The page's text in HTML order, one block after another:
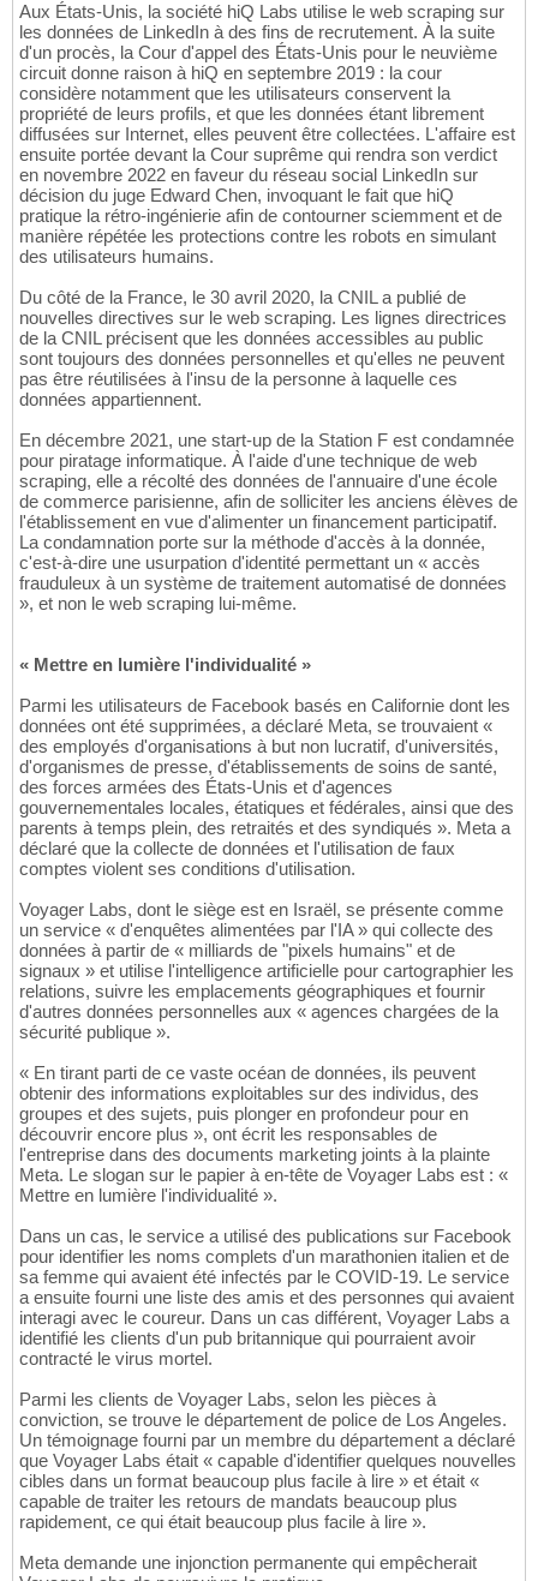
Aux États-Unis, la société hiQ Labs utilise le web scraping sur
les données de LinkedIn à des fins de recrutement. À la suite
d'un procès, la Cour d'appel des États-Unis pour le neuvième
circuit donne raison à hiQ en septembre 2019 : la cour
considère notamment que les utilisateurs conservent la
propriété de leurs profils, et que les données étant librement
diffusées sur Internet, elles peuvent être collectées. L'affaire est
ensuite portée devant la Cour suprême qui rendra son verdict
en novembre 2022 en faveur du réseau social LinkedIn sur
décision du juge Edward Chen, invoquant le fait que hiQ
pratique la rétro-ingénierie afin de contourner sciemment et de
manière répétée les protections contre les robots en simulant
des utilisateurs humains.
Du côté de la France, le 30 avril 2020, la CNIL a publié de
nouvelles directives sur le web scraping. Les lignes directrices
de la CNIL précisent que les données accessibles au public
sont toujours des données personnelles et qu'elles ne peuvent
pas être réutilisées à l'insu de la personne à laquelle ces
données appartiennent.
En décembre 2021, une start-up de la Station F est condamnée
pour piratage informatique. À l'aide d'une technique de web
scraping, elle a récolté des données de l'annuaire d'une école
de commerce parisienne, afin de solliciter les anciens élèves de
l'établissement en vue d'alimenter un financement participatif.
La condamnation porte sur la méthode d'accès à la donnée,
c'est-à-dire une usurpation d'identité permettant un « accès
frauduleux à un système de traitement automatisé de données
», et non le web scraping lui-même.
« Mettre en lumière l'individualité »
Parmi les utilisateurs de Facebook basés en Californie dont les
données ont été supprimées, a déclaré Meta, se trouvaient «
des employés d'organisations à but non lucratif, d'universités,
d'organismes de presse, d'établissements de soins de santé,
des forces armées des États-Unis et d'agences
gouvernementales locales, étatiques et fédérales, ainsi que des
parents à temps plein, des retraités et des syndiqués ». Meta a
déclaré que la collecte de données et l'utilisation de faux
comptes violent ses conditions d'utilisation.
Voyager Labs, dont le siège est en Israël, se présente comme
un service « d'enquêtes alimentées par l'IA » qui collecte des
données à partir de « milliards de "pixels humains" et de
signaux » et utilise l'intelligence artificielle pour cartographier les
relations, suivre les emplacements géographiques et fournir
d'autres données personnelles aux « agences chargées de la
sécurité publique ».
« En tirant parti de ce vaste océan de données, ils peuvent
obtenir des informations exploitables sur des individus, des
groupes et des sujets, puis plonger en profondeur pour en
découvrir encore plus », ont écrit les responsables de
l'entreprise dans des documents marketing joints à la plainte
Meta. Le slogan sur le papier à en-tête de Voyager Labs est : «
Mettre en lumière l'individualité ».
Dans un cas, le service a utilisé des publications sur Facebook
pour identifier les noms complets d'un marathonien italien et de
sa femme qui avaient été infectés par le COVID-19. Le service
a ensuite fourni une liste des amis et des personnes qui avaient
interagi avec le coureur. Dans un cas différent, Voyager Labs a
identifié les clients d'un pub britannique qui pourraient avoir
contracté le virus mortel.
Parmi les clients de Voyager Labs, selon les pièces à
conviction, se trouve le département de police de Los Angeles.
Un témoignage fourni par un membre du département a déclaré
que Voyager Labs était « capable d'identifier quelques nouvelles
cibles dans un format beaucoup plus facile à lire » et était «
capable de traiter les retours de mandats beaucoup plus
rapidement, ce qui était beaucoup plus facile à lire ».
Meta demande une injonction permanente qui empêcherait